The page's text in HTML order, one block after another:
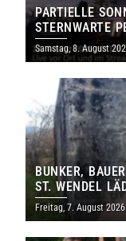
PARTIELLE
STERNWARTE
IHRE TORE
Samstag, 8. August
BUNKER,
ST. WENDEL
DENKMALS EIN
Freitag, 7. August 2026